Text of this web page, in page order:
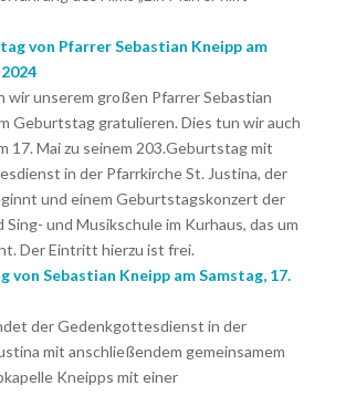
von Pfarrer Sebastian Kneipp am
wir unserem großen Pfarrer Sebastian
Geburtstag gratulieren. Dies tun wir auch
17. Mai zu seinem 203.Geburtstag mit
in der Pfarrkirche St. Justina, der
und einem Geburtstagskonzert der
Sing- und Musikschule im Kurhaus, das um
Der Eintritt hierzu ist frei.
von Sebastian Kneipp am Samstag, 17.
der Gedenkgottesdienst in der
mit anschließendem gemeinsamem
Kneipps mit einer